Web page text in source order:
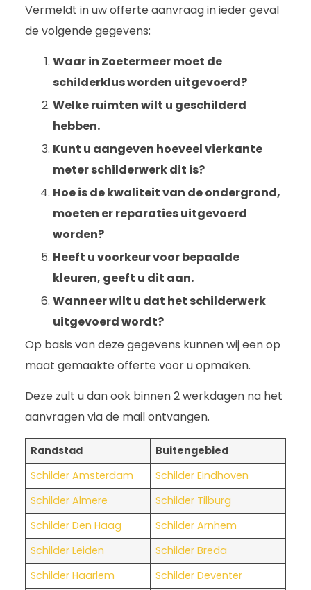
Vermeldt in uw offerte aanvraag in ieder geval
de volgende gegevens:
Waar in Zoetermeer moet de
schilderklus worden uitgevoerd?
Welke ruimten wilt u geschilderd
hebben.
Kunt u aangeven hoeveel vierkante
meter schilderwerk dit is?
Hoe is de kwaliteit van de ondergrond,
moeten er reparaties uitgevoerd
worden?
Heeft u voorkeur voor bepaalde
kleuren, geeft u dit aan.
Wanneer wilt u dat het schilderwerk
uitgevoerd wordt?
Op basis van deze gegevens kunnen wij een op
maat gemaakte offerte voor u opmaken.
Deze zult u dan ook binnen 2 werkdagen na het
aanvragen via de mail ontvangen.
Randstad
Buitengebied
Schilder Amsterdam
Schilder Eindhoven
Schilder Almere
Schilder Tilburg
Schilder Den Haag
Schilder Arnhem
Schilder Leiden
Schilder Breda
Schilder Haarlem
Schilder Deventer